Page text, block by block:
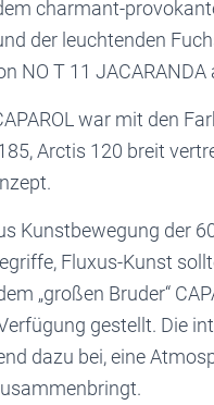
charmant-
der leuchtenden
NO T 11
war mit den
Arctis 120 breit
Kunstbewegung der
Fluxus-Kunst
„großen Bruder“
gestellt. Die
dazu bei, eine